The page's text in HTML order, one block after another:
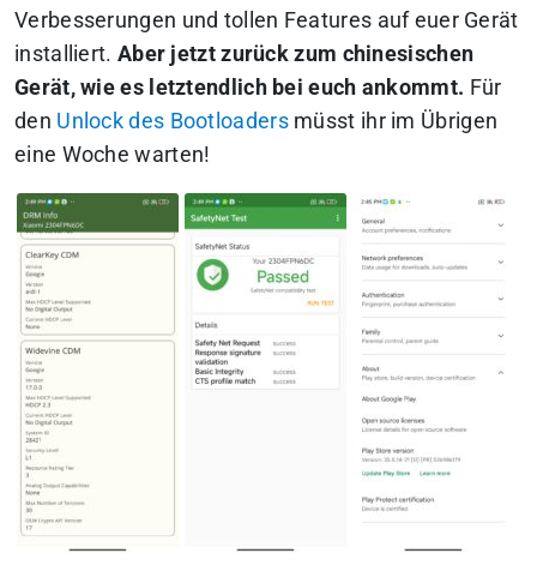
Verbesserungen und tollen Features auf euer Gerät
installiert. Aber jetzt zurück zum chinesischen
Gerät, wie es letztendlich bei euch ankommt. Für
den Unlock des Bootloadersmüsst ihr im Übrigen
eine Woche warten!